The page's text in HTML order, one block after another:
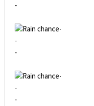
-
-
-
-
-
-
-